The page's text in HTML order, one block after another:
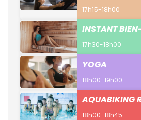
17h15-18h00
INSTANT
17h30-18h00
YOGA
18h00-19h00
AQUABIKING
18h00-18h45